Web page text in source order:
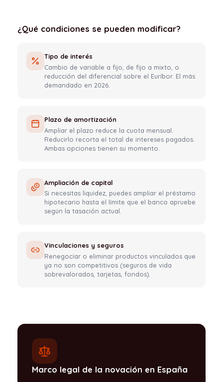
¿Qué condiciones se pueden modificar?
Tipo de interés
Cambio de variable a fijo, de fijo a mixto, o
reducción del diferencial sobre el Euríbor. El más
demandado en 2026.
Plazo de amortización
Ampliar el plazo reduce la cuota mensual.
Reducirlo recorta el total de intereses pagados.
Ambas opciones tienen su momento.
Ampliación de capital
Si necesitas liquidez, puedes ampliar el préstamo
hipotecario hasta el límite que el banco apruebe
según la tasación actual.
Vinculaciones y seguros
Renegociar o eliminar productos vinculados que
ya no son competitivos (seguros de vida
sobrevalorados, tarjetas, fondos).
Marco legal de la novación en España